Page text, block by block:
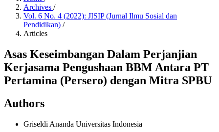
Archives /
Vol. 6 No. 4 (2022): JISIP (Jurnal Ilmu Sosial dan
Pendidikan) /
Articles
Asas Keseimbangan Dalam Perjanjian
Kerjasama Pengushaan BBM Antara PT
Pertamina (Persero) dengan Mitra SPBU
Authors
Griseldi Ananda Universitas Indonesia